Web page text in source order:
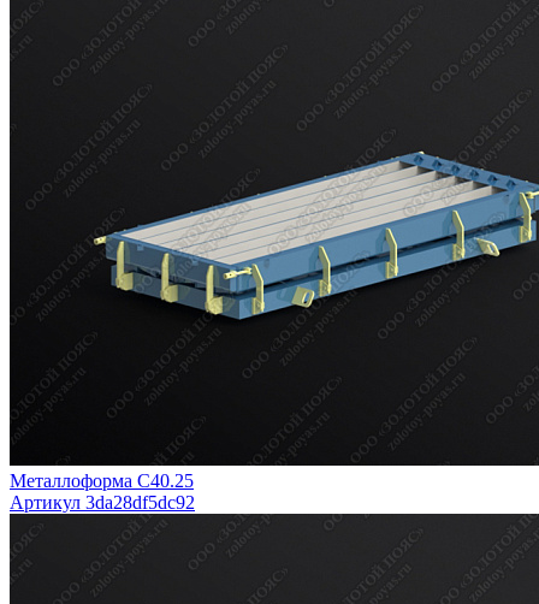
Металлоформа С40.25
Артикул 3da28df5dc92